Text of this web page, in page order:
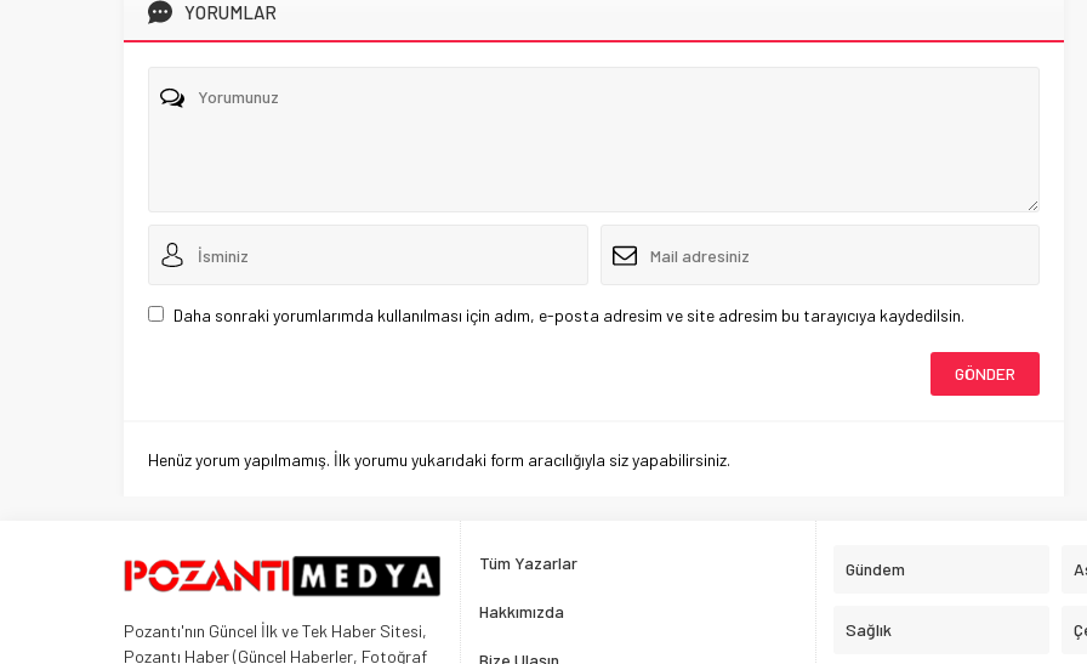
YORUMLAR
Daha sonraki yorumlarımda kullanılması için adım, e-posta adresim ve site adresim bu tarayıcıya kaydedilsin.
Henüz yorum yapılmamış. İlk yorumu yukarıdaki form aracılığıyla siz yapabilirsiniz.
Pozantı'nın Güncel İlk ve Tek Haber Sitesi,
Pozantı Haber (Güncel Haberler, Fotoğraf
Tüm Yazarlar
Hakkımızda
Gündem
Sağlık